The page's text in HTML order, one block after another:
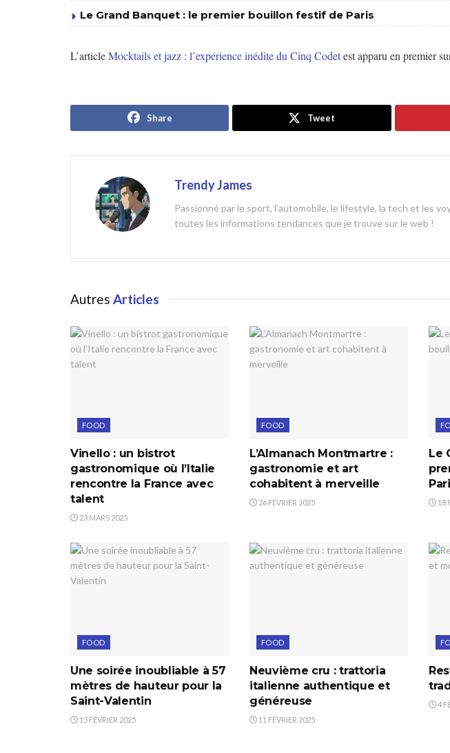
Le Grand Banquet : le premier bouillon festif de Paris
L’articleMocktails et jazz : l’expérience inédite du Cinq Codetest apparu en premier
Share Tweet
Trendy James
Passionné par le sport, l'automobile, le lifestyle, la tech et les
toutes les informations tendances que je trouve sur le web !
Autres Articles
FOOD
Vinello : un bistrot
gastronomique où l’Italie
rencontre la France avec
talent
23 MARS 2025
FOOD
L’Almanach Montmartre :
gastronomie et art
cohabitent à merveille
26 FÉVRIER 2025
Le
18
FOOD
Une soirée inoubliable à 57
mètres de hauteur pour la
Saint-Valentin
13 FÉVRIER 2025
FOOD
Neuvième cru : trattoria
italienne authentique et
généreuse
11 FÉVRIER 2025
4